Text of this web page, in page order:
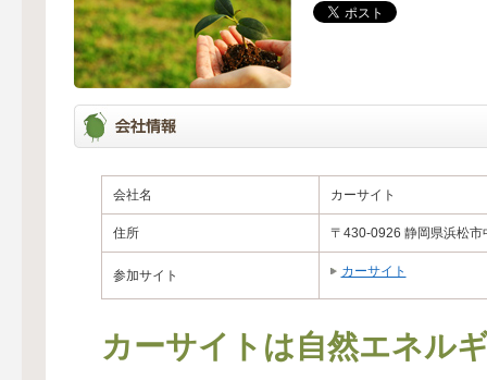
会社名 カーサイト
住所 〒430-0926 静岡県浜松
参加サイト カーサイト
カーサイトは自然エネル